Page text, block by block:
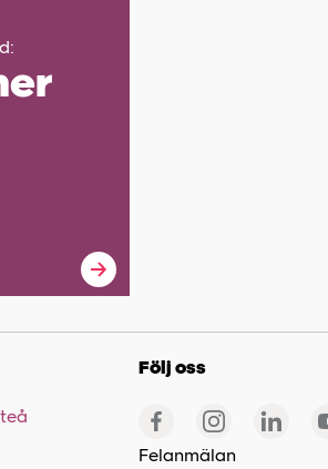
Följ oss
Felanmälan